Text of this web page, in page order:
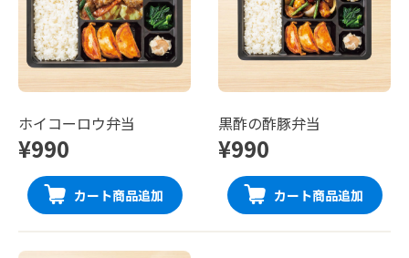
ホイコーロウ弁当
¥990
カート商品追加
黒酢の酢豚弁当
¥990
カート商品追加